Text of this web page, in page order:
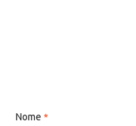
Nome *